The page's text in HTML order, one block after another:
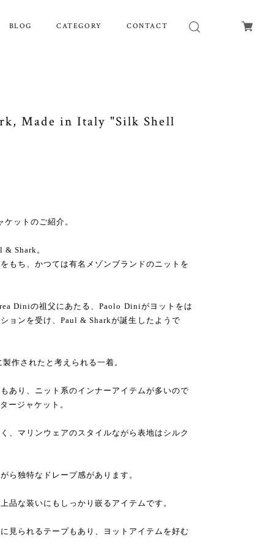
BLOG CATEGORY CONTACT
Made in Italy "Silk Shell
ットのご紹介。
& Shark。
もち、かつては有名メゾンブランドのニットを
Diniの祖父にあたる、Paolo Diniがヨットをは
ョンを受け、Paul & Sharkが誕生したようで
作されたと考えられる一着。
あり、ニット系のインナーアイテムが多いので
ージャケット。
、マリンウェアのスタイルながら表地はシルク
ら独特なドレープ感があります。
品な装いにもしっかり嵌るアイテムです。
見られるテープもあり、ヨットアイテムを好む